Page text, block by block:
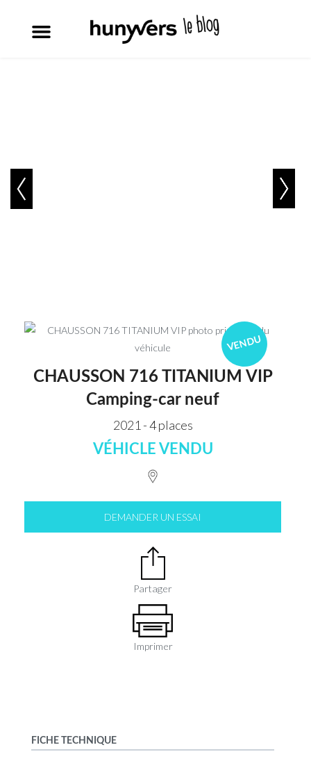
VENDU
CHAUSSON 716 TITANIUM VIP
Camping-car neuf
2021 - 4 places
VÉHICLE VENDU
DEMANDER UN ESSAI
Partager
Imprimer
FICHE TECHNIQUE